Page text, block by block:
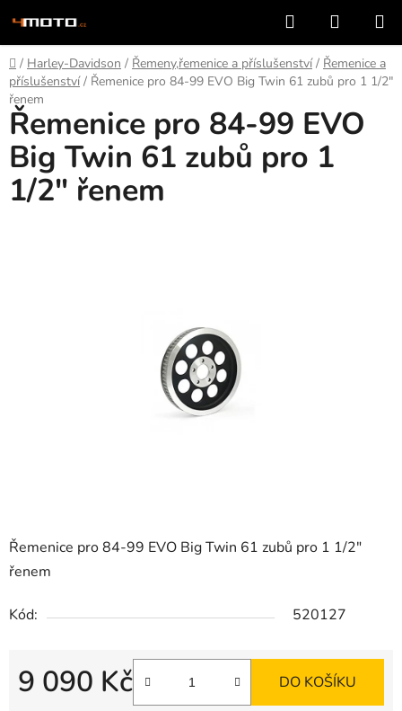
na
obsah
Hledat
KOŠÍK
Domů
/ Harley-Davidson / Řemeny,řemenice a příslušenství / Řemenice a
příslušenství / Řemenice pro 84-99 EVO Big Twin 61 zubů pro 1 1/2"
řenem
Řemenice pro 84-99 EVO Big Twin 61 zubů pro 1 1/2"
řenem
Kód: 520127
9 090 Kč DO KOŠÍKU
Řemenice pro 84-99 EVO
Big Twin 61 zubů pro 1
1/2" řenem